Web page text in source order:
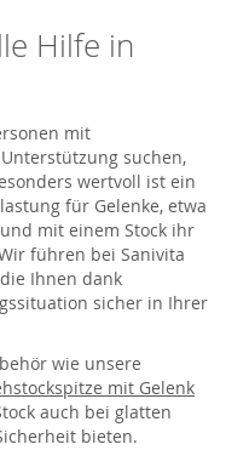
Hilfe in
mit
suchen,
wertvoll ist ein
für Gelenke, etwa
mit einem Stock ihr
führen bei Sanivita
Ihnen dank
sicher in Ihrer
wie unsere
mit Gelenk
auch bei glatten
bieten.